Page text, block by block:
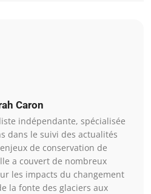
Caron
indépendante, spécialisée
dans le suivi des actualités
de conservation de
a couvert de nombreux
les impacts du changement
la fonte des glaciers aux